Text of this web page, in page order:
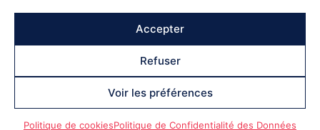
Accepter
Refuser
Voir les préférences
Politique de cookiesPolitique de Confidentialité des Données